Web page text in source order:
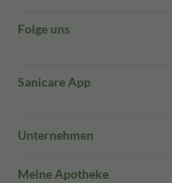
Folge uns
Sanicare App
Unternehmen
Meine Apotheke